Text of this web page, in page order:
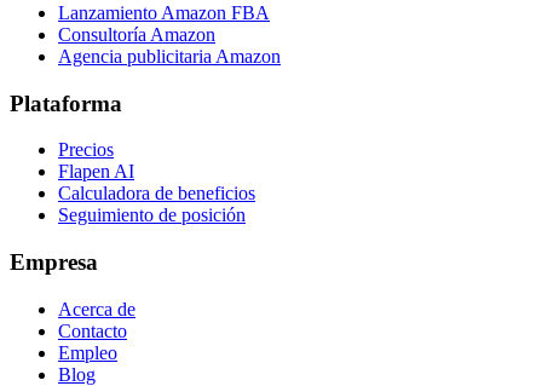
Lanzamiento Amazon FBA
Consultoría Amazon
Agencia publicitaria Amazon
Plataforma
Precios
Flapen AI
Calculadora de beneficios
Seguimiento de posición
Empresa
Acerca de
Contacto
Empleo
Blog